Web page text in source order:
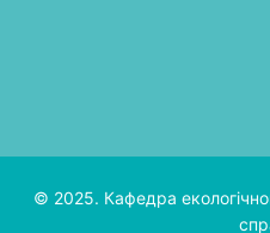
© 2025. Кафедра